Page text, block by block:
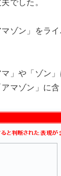
ゾン」をラ
マ」や「ゾン
マゾン」に